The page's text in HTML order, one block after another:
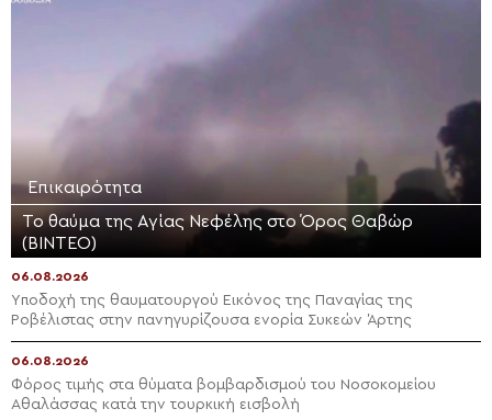
Επικαιρότητα
Το θαύμα της Αγίας Νεφέλης στο Όρος Θαβώρ
(ΒΙΝΤΕΟ)
06.08.2026
Yποδοχή της θαυματουργού Εικόνος της Παναγίας της
Ροβέλιστας στην πανηγυρίζουσα ενορία Συκεών Άρτης
06.08.2026
Φόρος τιμής στα θύματα βομβαρδισμού του Νοσοκομείου
Αθαλάσσας κατά την τουρκική εισβολή